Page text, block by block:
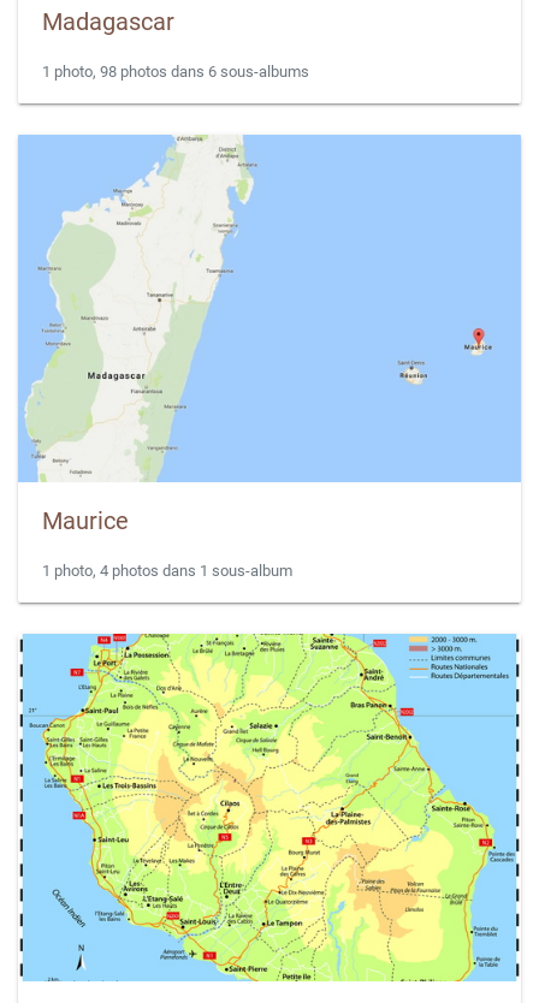
Madagascar
1 photo, 98 photos dans 6 sous-albums
Maurice
1 photo, 4 photos dans 1 sous-album